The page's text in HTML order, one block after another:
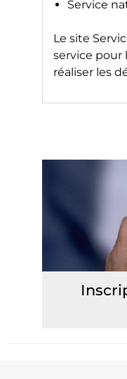
Service
Le site
service pour
réaliser les